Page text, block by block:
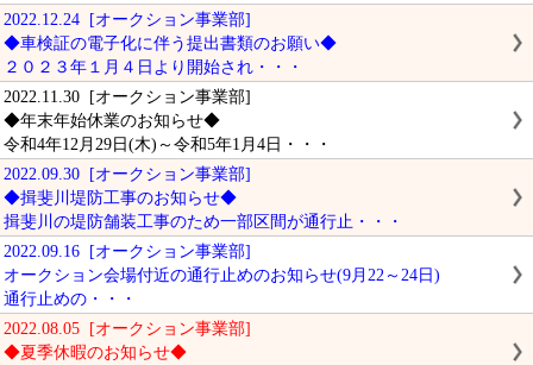
2022.12.24 [オークション事業部]
◆車検証の電子化に伴う提出書類のお願い◆
２０２３年１月４日より開始され・・・
2022.11.30 [オークション事業部]
◆年末年始休業のお知らせ◆
令和4年12月29日(木)～令和5年1月4日・・・
2022.09.30 [オークション事業部]
◆揖斐川堤防工事のお知らせ◆
揖斐川の堤防舗装工事のため一部区間が通行止・・・
2022.09.16 [オークション事業部]
オークション会場付近の通行止めのお知らせ(9月22～24日)
通行止めの・・・
2022.08.05 [オークション事業部]
◆夏季休暇のお知らせ◆